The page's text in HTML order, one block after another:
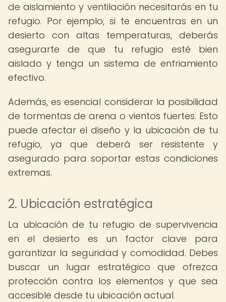
de aislamiento y ventilación necesitarás en tu
refugio. Por ejemplo, si te encuentras en un
desierto con altas temperaturas, deberás
asegurarte de que tu refugio esté bien
aislado y tenga un sistema de enfriamiento
efectivo.
Además, es esencial considerar la posibilidad
de tormentas de arena o vientos fuertes. Esto
puede afectar el diseño y la ubicación de tu
refugio, ya que deberá ser resistente y
asegurado para soportar estas condiciones
extremas.
2. Ubicación estratégica
La ubicación de tu refugio de supervivencia
en el desierto es un factor clave para
garantizar la seguridad y comodidad. Debes
buscar un lugar estratégico que ofrezca
protección contra los elementos y que sea
accesible desde tu ubicación actual.